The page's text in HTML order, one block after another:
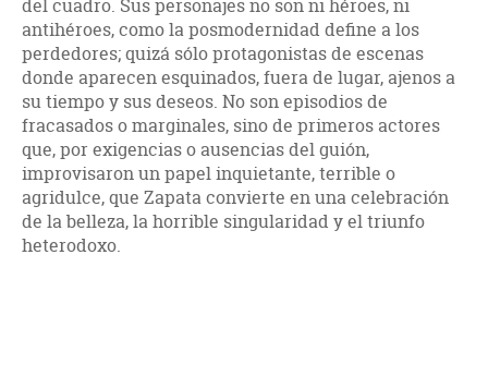
del cuadro. Sus personajes no son ni héroes, ni
antihéroes, como la posmodernidad define a los
perdedores; quizá sólo protagonistas de escenas
donde aparecen esquinados, fuera de lugar, ajenos a
su tiempo y sus deseos. No son episodios de
fracasados o marginales, sino de primeros actores
que, por exigencias o ausencias del guión,
improvisaron un papel inquietante, terrible o
agridulce, que Zapata convierte en una celebración
de la belleza, la horrible singularidad y el triunfo
heterodoxo.